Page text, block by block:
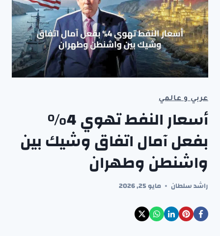
عربي و عالمي
أسعار النفط تهوي 4%
بفعل آمال اتفاق وشيك بين
واشنطن وطهران
راشد سلطان مايو 25, 2026